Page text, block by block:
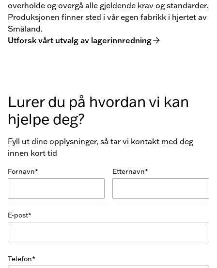
overholde og overgå alle gjeldende krav og standarder.
Produksjonen finner sted i vår egen fabrikk i hjertet av
Småland.
Utforsk vårt utvalg av lagerinnredning
Lurer du på hvordan vi kan
hjelpe deg?
Fyll ut dine opplysninger, så tar vi kontakt med deg
innen kort tid
Fornavn* Etternavn*
E-post*
Telefon*